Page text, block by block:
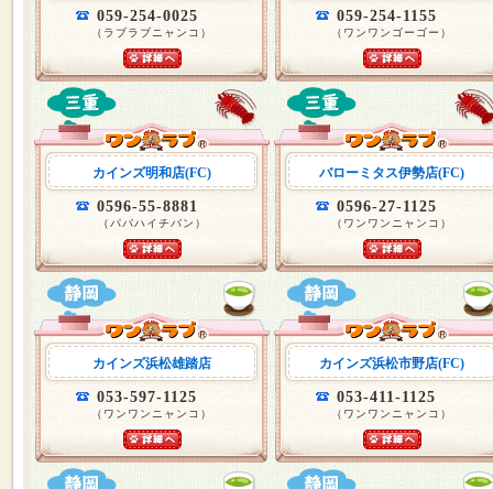
059-254-0025
（ラブラブニャンコ）
059-254-1155
（ワンワンゴーゴー）
カインズ明和店(FC)
0596-55-8881
（パパハイチバン）
バローミタス伊勢店(FC)
0596-27-1125
（ワンワンニャンコ）
カインズ浜松雄踏店
053-597-1125
（ワンワンニャンコ）
カインズ浜松市野店(FC)
053-411-1125
（ワンワンニャンコ）